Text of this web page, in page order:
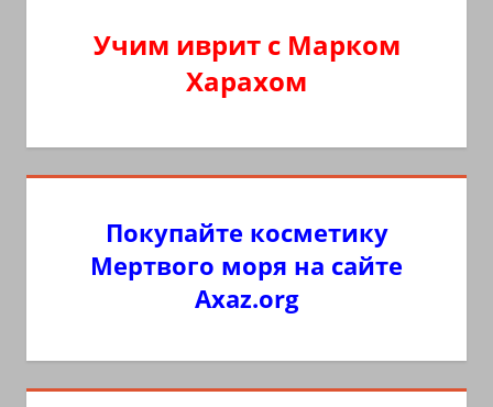
Учим иврит с Марком
Харахом
Покупайте косметику
Мертвого моря на сайте
Axaz.org